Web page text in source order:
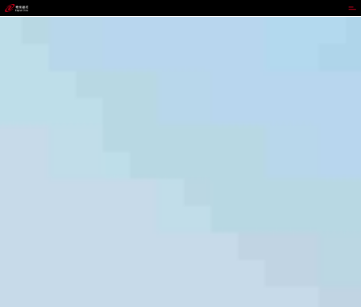
1277星际电子游戏